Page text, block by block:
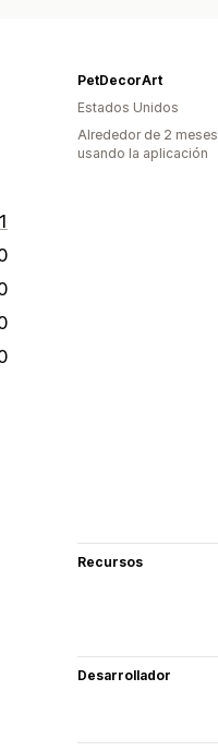
1
PetDecorArt
Estados Unidos
Alrededor de 2 meses
usando la aplicación
Recursos
Desarrollador